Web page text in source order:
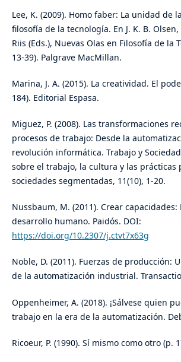
Lee, K. (2009). Homo faber: La unidad de
filosofía de la tecnología. En J. K. B. Olsen,
Riis (Eds.), Nuevas Olas en Filosofía de la
13-39). Palgrave MacMillan.
Marina, J. A. (2015). La creatividad. El
184). Editorial Espasa.
Miguez, P. (2008). Las transformaciones
procesos de trabajo: Desde la
revolución informática. Trabajo y
sobre el trabajo, la cultura y las prácticas
sociedades segmentadas, 11(10), 1-20.
Nussbaum, M. (2011). Crear
desarrollo humano. Paidós. DOI:
https://doi.org/10.2307/j.ctvt7x63g
Noble, D. (2011). Fuerzas de producción:
de la automatización industrial.
Oppenheimer, A. (2018). ¡Sálvese quien
trabajo en la era de la automatización.
Ricoeur, P. (1990). Sí mismo como otro (p.